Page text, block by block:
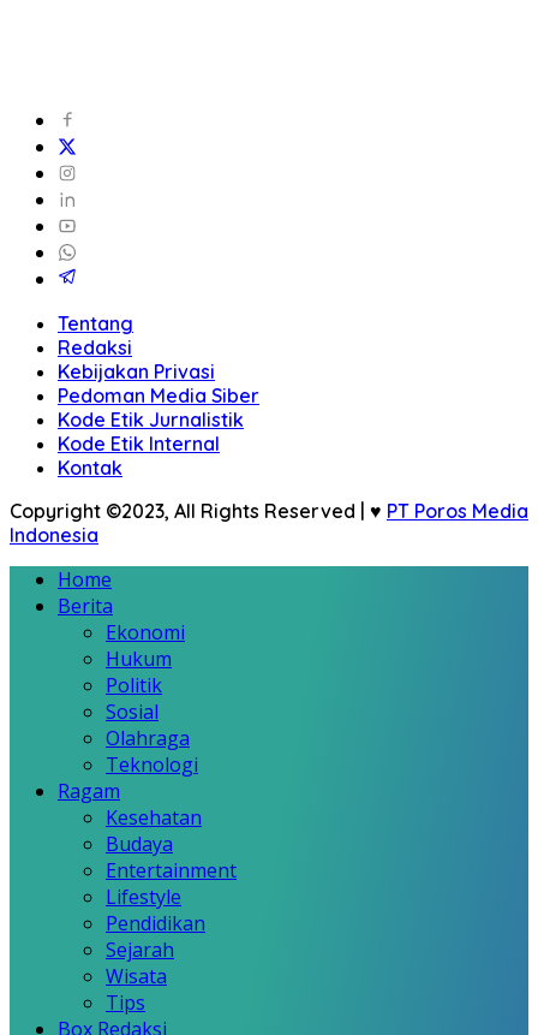
Tentang
Redaksi
Kebijakan Privasi
Pedoman Media Siber
Kode Etik Jurnalistik
Kode Etik Internal
Kontak
Copyright ©2023, All Rights Reserved | ♥ PT Poros Media
Indonesia
Home
Berita
Ekonomi
Hukum
Politik
Sosial
Olahraga
Teknologi
Ragam
Kesehatan
Budaya
Entertainment
Lifestyle
Pendidikan
Sejarah
Wisata
Tips
Box Redaksi